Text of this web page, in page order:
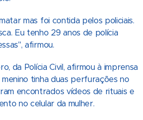
mas foi contida pelos policiais.
Eu tenho 29 anos de polícia
afirmou.
da Polícia Civil, afirmou à imprensa
tinha duas perfurações no
encontrados vídeos de rituais e
no celular da mulher.